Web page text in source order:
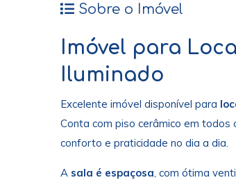
Sobre o Imóvel
Imóvel para
Iluminado
Excelente imóvel disponível para
Conta com piso cerâmico em todos
conforto e praticidade no dia a dia.
A sala é espaçosa , com ótima